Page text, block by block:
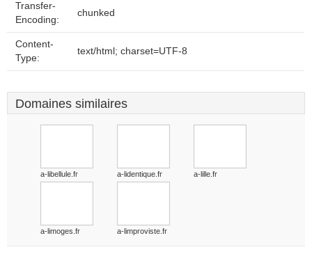
Transfer-
Encoding:
chunked
Content-
Type:
text/html; charset=UTF-8
Domaines similaires
a-libellule.fr a-lidentique.fr a-lille.fr
a-limoges.fr a-limproviste.fr